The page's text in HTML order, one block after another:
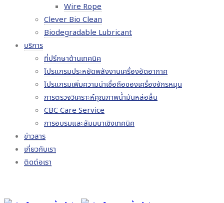
Wire Rope
Clever Bio Clean
Biodegradable Lubricant
บริการ
ที่ปรึกษาด้านเทคนิค
โปรแกรมประหยัดพลังงานเครื่องอัดอากาศ
โปรแกรมเพิ่มความน่าเชื่อถือของเครื่องจักรหมุน
การตรวจวิเคราะห์คุณภาพน้ำมันหล่อลื่น
CBC Care Service
การอบรมและสัมมนาเชิงเทคนิค
ข่าวสาร
เกี่ยวกับเรา
ติดต่อเรา